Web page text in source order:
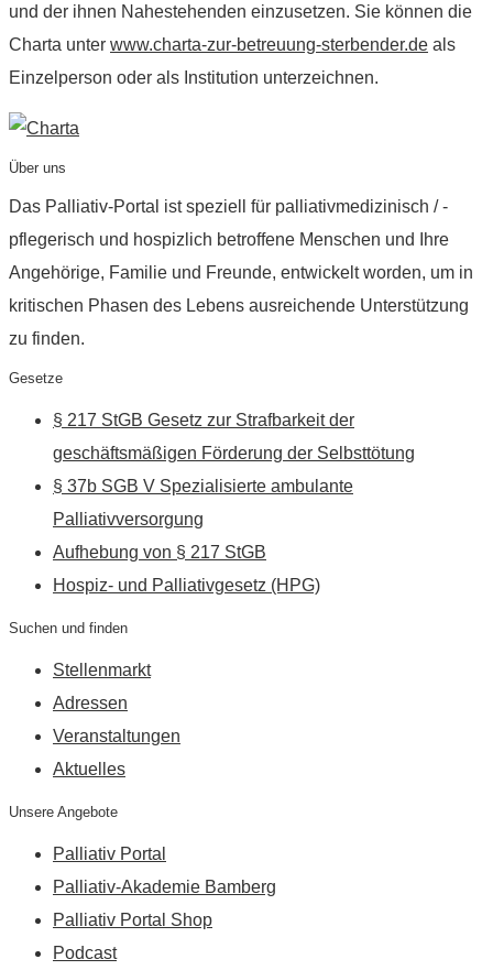
und der ihnen Nahestehenden einzusetzen. Sie können die
Charta unter www.charta-zur-betreuung-sterbender.de als
Einzelperson oder als Institution unterzeichnen.
Über uns
Das Palliativ-Portal ist speziell für palliativmedizinisch / -
pflegerisch und hospizlich betroffene Menschen und Ihre
Angehörige, Familie und Freunde, entwickelt worden, um in
kritischen Phasen des Lebens ausreichende Unterstützung
zu finden.
Gesetze
§ 217 StGB Gesetz zur Strafbarkeit der
geschäftsmäßigen Förderung der Selbsttötung
§ 37b SGB V Spezialisierte ambulante
Palliativversorgung
Aufhebung von § 217 StGB
Hospiz- und Palliativgesetz (HPG)
Suchen und finden
Stellenmarkt
Adressen
Veranstaltungen
Aktuelles
Unsere Angebote
Palliativ Portal
Palliativ-Akademie Bamberg
Palliativ Portal Shop
Podcast